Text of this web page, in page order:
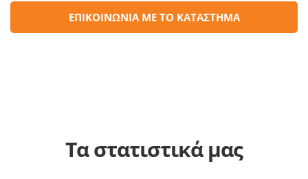
ΕΠΙΚΟΙΝΩΝΙΑ ΜΕ ΤΟ ΚΑΤΑΣΤΗΜΑ
Τα στατιστικά μας